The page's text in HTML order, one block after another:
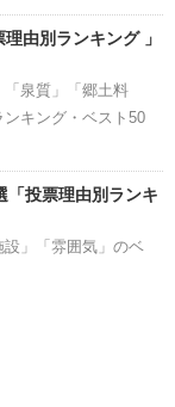
由別ランキング 」
「泉質」「郷土料
キング・ベスト50
「投票理由別ランキ
設」「雰囲気」のベ